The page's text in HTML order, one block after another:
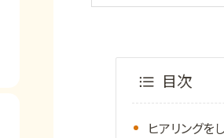
目次
ヒアリングを